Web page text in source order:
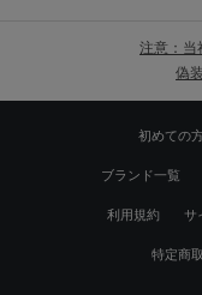
注意：当
偽
初めての
ブランド一覧
利用規約 サ
特定商